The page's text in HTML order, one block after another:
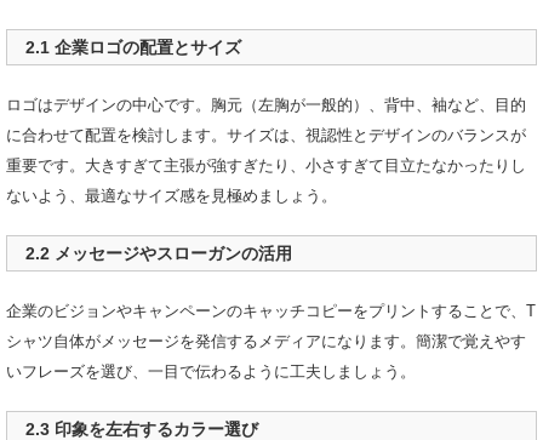
2.1 企業ロゴの配置とサイズ
ロゴはデザインの中心です。胸元（左胸が一般的）、背中、袖など、目的
に合わせて配置を検討します。サイズは、視認性とデザインのバランスが
重要です。大きすぎて主張が強すぎたり、小さすぎて目立たなかったりし
ないよう、最適なサイズ感を見極めましょう。
2.2 メッセージやスローガンの活用
企業のビジョンやキャンペーンのキャッチコピーをプリントすることで、T
シャツ自体がメッセージを発信するメディアになります。簡潔で覚えやす
いフレーズを選び、一目で伝わるように工夫しましょう。
2.3 印象を左右するカラー選び